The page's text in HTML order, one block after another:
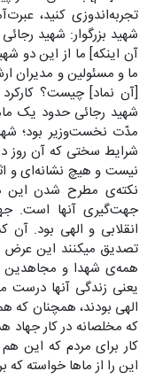
تجربه‌اندوزی کنید،
شهید بزرگوار: شهید
آن اینکه] ما از این دو
ما و مسئولین و مدیران
[آن نماد] چیست؟
شهید رجائی حدود یک
مدّت نخست‌وزیر بود؛
شرایط سختی که آن روز
نیست و هیچ نشانه‌ای و
نکته‌ی مطرح شدن این
جهت‌گیری آنها است.
انقلابی و الهی بود. آن
تصدیق میکنند این عرض
همه‌ی شهدا و مجاهدین
یعنی زندگی آنها درست
الهی بودند، همچنان
که مخلصانه در کار
کار برای مردم که این
این را از ماها خواسته که